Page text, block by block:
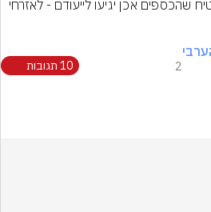
2 10 תגובות